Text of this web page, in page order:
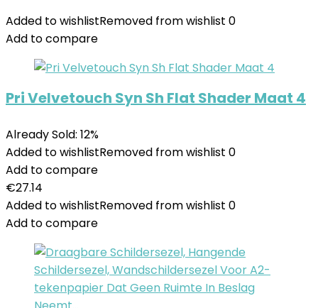
Added to wishlistRemoved from wishlist 0
Add to compare
Pri Velvetouch Syn Sh Flat Shader Maat 4
Already Sold: 12%
Added to wishlistRemoved from wishlist 0
Add to compare
€27.14
Added to wishlistRemoved from wishlist 0
Add to compare